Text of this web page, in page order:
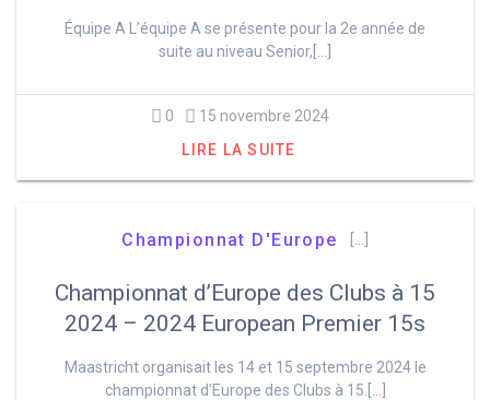
Équipe A L’équipe A se présente pour la 2e année de
suite au niveau Senior,[…]
0
15 novembre 2024
LIRE LA SUITE
Championnat D'Europe
Championnat d’Europe des Clubs à 15
2024 – 2024 European Premier 15s
Maastricht organisait les 14 et 15 septembre 2024 le
championnat d’Europe des Clubs à 15.[…]